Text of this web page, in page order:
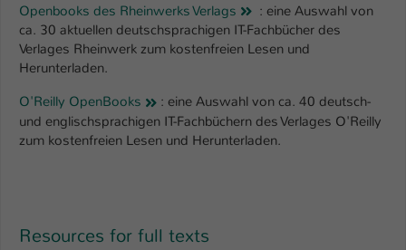
Openbooks des Rheinwerks Verlags
: eine Auswahl von
ca. 30 aktuellen deutschsprachigen IT-Fachbücher des
Verlages Rheinwerk zum kostenfreien Lesen und
Herunterladen.
O'Reilly OpenBooks
: eine Auswahl von ca. 40 deutsch-
und englischsprachigen IT-Fachbüchern des Verlages O'Reilly
zum kostenfreien Lesen und Herunterladen.
Resources for full texts